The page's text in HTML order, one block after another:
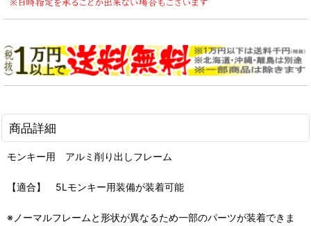
商品詳細
モンキー用 アルミ削り出しフレーム
【適合】 5Lモンキー用装備が装着可能
※ノーマルフレームと形状が異なるため一部のパーツが装着できま